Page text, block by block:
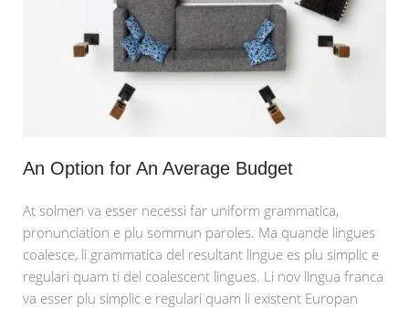
An Option for An Average Budget
At solmen va esser necessi far uniform grammatica,
pronunciation e plu sommun paroles. Ma quande lingues
coalesce, li grammatica del resultant lingue es plu simplic e
regulari quam ti del coalescent lingues. Li nov lingua franca
va esser plu simplic e regulari quam li existent Europan